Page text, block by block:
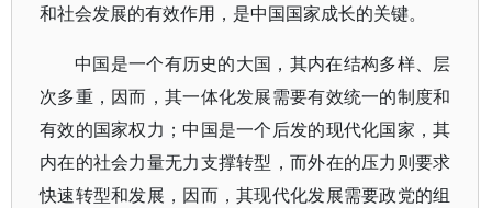
和社会发展的有效作用，是中国国家成长的关键。
中国是一个有历史的大国，其内在结构多样、层
次多重，因而，其一体化发展需要有效统一的制度和
有效的国家权力；中国是一个后发的现代化国家，其
内在的社会力量无力支撑转型，而外在的压力则要求
快速转型和发展，因而，其现代化发展需要政党的组